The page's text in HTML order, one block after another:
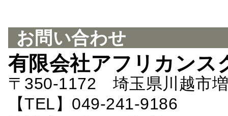
お問い合わせ
有限会社アフリカンス
〒350-1172 埼玉県川越市
【TEL】049-241-